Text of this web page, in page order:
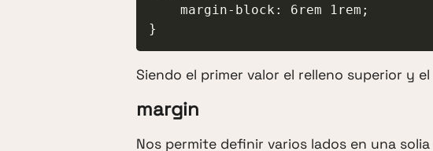
}
Siendo el primer valor el relleno superior y
margin
Nos permite definir varios lados en una